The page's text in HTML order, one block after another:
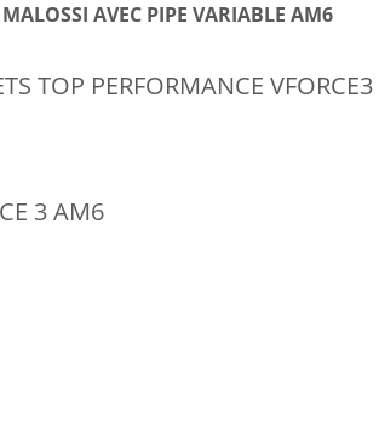
AVEC PIPE VARIABLE AM6
TOP PERFORMANCE VFORCE3
3 AM6